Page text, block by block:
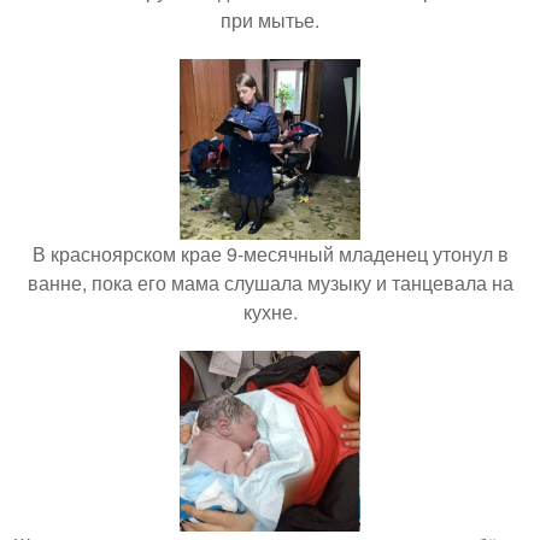
при мытье.
В красноярском крае 9-месячный младенец утонул в
ванне, пока его мама слушала музыку и танцевала на
кухне.